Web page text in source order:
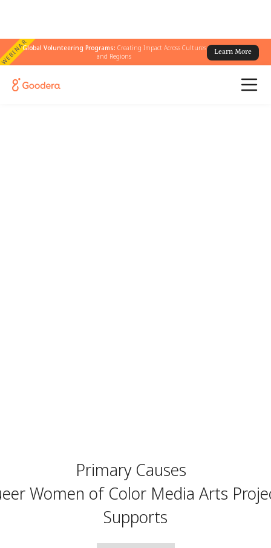
WEBINARGlobal Volunteering Programs: Creating Impact Across Cultures
and Regions
Learn More
Primary Causes
Women of Color Media Arts
Supports